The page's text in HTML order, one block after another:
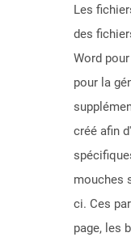
Les
des
Word
pour la
créé afin
mouches
ci. Ces
page, les